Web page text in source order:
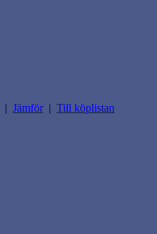
| Jämför | Till köplistan